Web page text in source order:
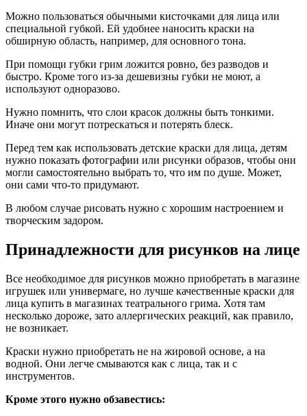
Можно пользоваться обычными кисточками для лица или
специальной губкой. Ей удобнее наносить краски на
обширную область, например, для основного тона.
При помощи губки грим ложится ровно, без разводов и
быстро. Кроме того из-за дешевизны губки не моют, а
используют одноразово.
Нужно помнить, что слои красок должны быть тонкими.
Иначе они могут потрескаться и потерять блеск.
Перед тем как использовать детские краски для лица, детям
нужно показать фотографии или рисунки образов, чтобы они
могли самостоятельно выбрать то, что им по душе. Может,
они сами что-то придумают.
В любом случае рисовать нужно с хорошим настроением и
творческим задором.
Принадлежности для рисунков на лице
Все необходимое для рисунков можно приобретать в магазине
игрушек или универмаге, но лучше качественные краски для
лица купить в магазинах театрального грима. Хотя там
несколько дороже, зато аллергических реакций, как правило,
не возникает.
Краски нужно приобретать не на жировой основе, а на
водной. Они легче смываются как с лица, так и с
инструментов.
Кроме этого нужно обзавестись: